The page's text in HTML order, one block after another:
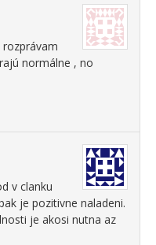
normálne , no
v clanku
je pozitivne naladeni.
je akosi nutna az